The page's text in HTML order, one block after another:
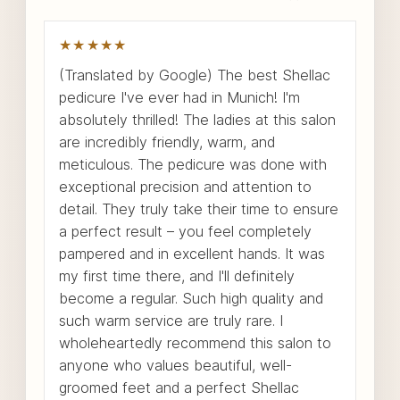
★★★★★
(Translated by Google) The best Shellac
pedicure I've ever had in Munich! I'm
absolutely thrilled! The ladies at this salon
are incredibly friendly, warm, and
meticulous. The pedicure was done with
exceptional precision and attention to
detail. They truly take their time to ensure
a perfect result – you feel completely
pampered and in excellent hands. It was
my first time there, and I'll definitely
become a regular. Such high quality and
such warm service are truly rare. I
wholeheartedly recommend this salon to
anyone who values ​​beautiful, well-
groomed feet and a perfect Shellac